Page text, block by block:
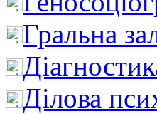
Гральна
Ділова